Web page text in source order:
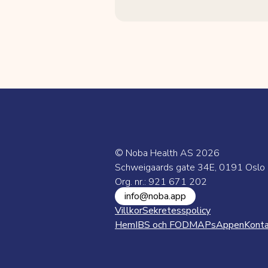
© Noba Health AS 2026
Schweigaards gate 34E, 0191 Oslo
Org. nr.: 921 671 202
info@noba.app
VillkorSekretesspolicy
HemIBS och FODMAPsAppen